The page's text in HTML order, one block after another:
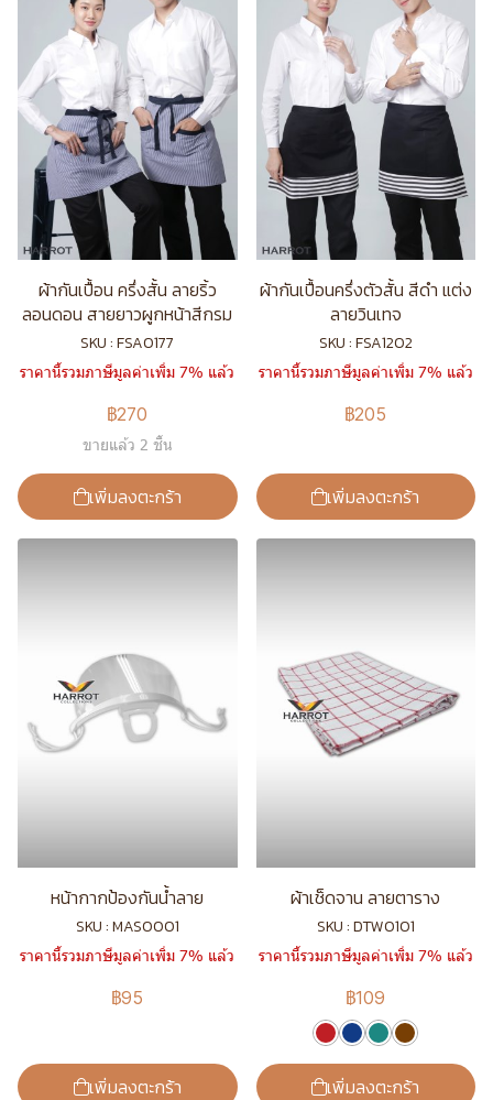
ผ้ากันเปื้อน ครึ่งสั้น ลายริ้ว
ลอนดอน สายยาวผูกหน้าสีกรม
SKU : FSA0177
ราคานี้รวมภาษีมูลค่าเพิ่ม 7% แล้ว
฿270
ขายแล้ว 2 ชิ้น
เพิ่มลงตะกร้า
ผ้ากันเปื้อนครึ่งตัวสั้น สีดำ แต่ง
ลายวินเทจ
SKU : FSA1202
ราคานี้รวมภาษีมูลค่าเพิ่ม 7% แล้ว
฿205
เพิ่มลงตะกร้า
หน้ากากป้องกันน้ำลาย
SKU : MAS0001
ราคานี้รวมภาษีมูลค่าเพิ่ม 7% แล้ว
฿95
เพิ่มลงตะกร้า
ผ้าเช็ดจาน ลายตาราง
SKU : DTW0101
ราคานี้รวมภาษีมูลค่าเพิ่ม 7% แล้ว
฿109
เพิ่มลงตะกร้า